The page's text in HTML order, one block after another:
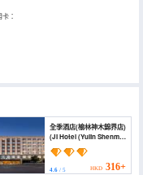
：
全季酒店(榆林神木錦界店)
(JI Hotel (Yulin Shenmu
Jinjie))
4.6/ 5 HKD 316+